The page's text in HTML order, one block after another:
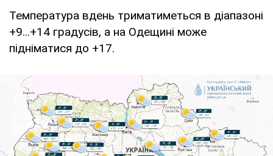
Температура вдень триматиметься в діапазоні
+9...+14 градусів, а на Одещині може
підніматися до +17.